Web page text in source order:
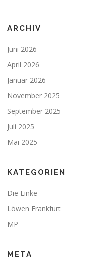
ARCHIV
Juni 2026
April 2026
Januar 2026
November 2025
September 2025
Juli 2025
Mai 2025
KATEGORIEN
Die Linke
Löwen Frankfurt
MP
META